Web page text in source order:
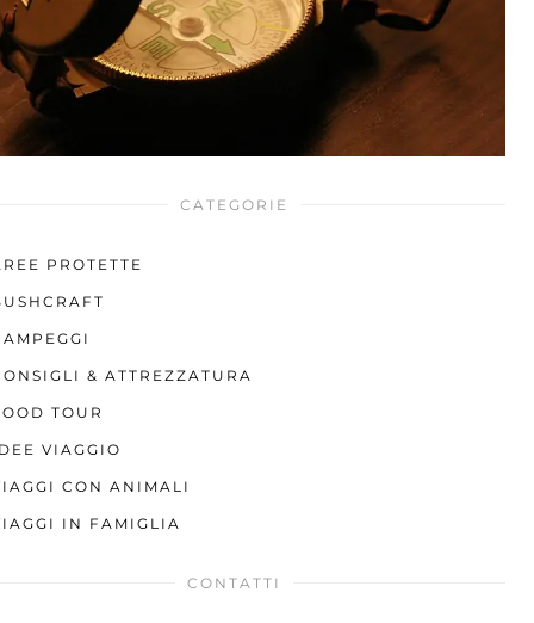
CATEGORIE
PROTETTE
& ATTREZZATURA
TOUR
VIAGGIO
CON ANIMALI
IN FAMIGLIA
CONTATTI